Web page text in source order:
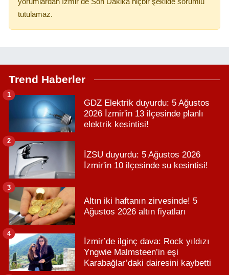
tutulamaz.
Trend Haberler
GDZ Elektrik duyurdu: 5 Ağustos
2026 İzmir'in 13 ilçesinde planlı
elektrik kesintisi!
1
İZSU duyurdu: 5 Ağustos 2026
İzmir'in 10 ilçesinde su kesintisi!
2
Altın iki haftanın zirvesinde! 5
Ağustos 2026 altın fiyatları
3
İzmir’de ilginç dava: Rock yıldızı
Yngwie Malmsteen’in eşi
Karabağlar’daki dairesini kaybetti
4